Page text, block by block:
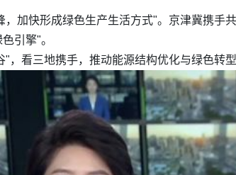
加快形成绿色生产生活方式"。京津冀携手
引擎"。
，看三地携手，推动能源结构优化与绿色转